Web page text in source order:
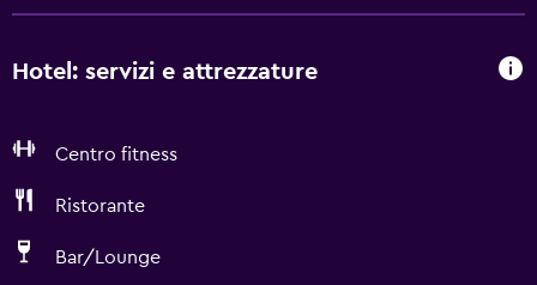
Hotel: servizi e attrezzature
Centro fitness
Ristorante
Bar/Lounge